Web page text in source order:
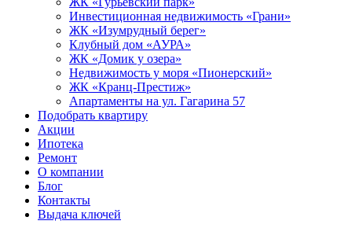
Инвестиционная недвижимость «Грани»
ЖК «Изумрудный берег»
Клубный дом «АУРА»
ЖК «Домик у озера»
Недвижимость у моря «Пионерский»
ЖК «Кранц-Престиж»
Апартаменты на ул. Гагарина 57
Подобрать квартиру
Акции
Ипотека
Ремонт
О компании
Блог
Контакты
Выдача ключей